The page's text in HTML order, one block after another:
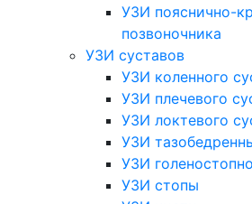
УЗИ пояснично-
позвоночника
УЗИ суставов
УЗИ коленного
УЗИ плечевого
УЗИ локтевого
УЗИ
УЗИ
УЗИ стопы